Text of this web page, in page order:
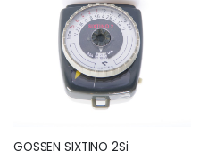
GOSSEN SIXTINO 2Si